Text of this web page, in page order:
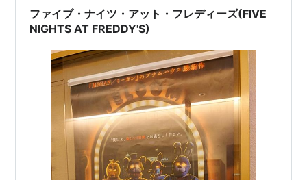
ファイブ・ナイツ・アット・フレディーズ(FIVE
NIGHTS AT FREDDY'S)